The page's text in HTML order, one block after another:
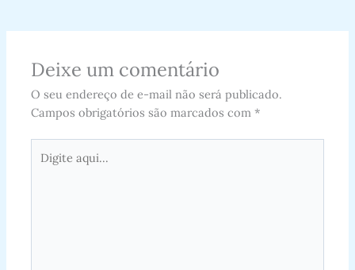
Deixe um comentário
O seu endereço de e-mail não será publicado.
Campos obrigatórios são marcados com *
aqui...